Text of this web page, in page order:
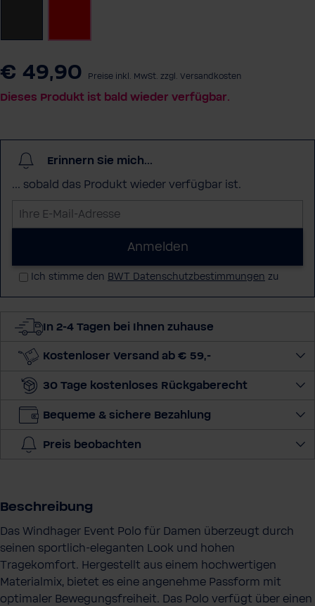
€ 49,90 Preise inkl. MwSt. zzgl. Versandkosten
Dieses Produkt ist bald wieder verfügbar.
Erinnern Sie mich...
... sobald das Produkt wieder verfügbar ist.
h
-
a
Anmelden
Ich stimme den BWT Datenschutzbestimmungen zu
In 2-4 Tagen bei Ihnen zuhause
Kostenloser Versand ab € 59,-
30 Tage kostenloses Rückgaberecht
Bequeme & sichere Bezahlung
Preis beobachten
Beschreibung
Das Windhager Event Polo für Damen überzeugt durch
seinen sportlich-eleganten Look und hohen
Tragekomfort. Hergestellt aus einem hochwertigen
Materialmix, bietet es eine angenehme Passform mit
optimaler Bewegungsfreiheit. Das Polo verfügt über einen